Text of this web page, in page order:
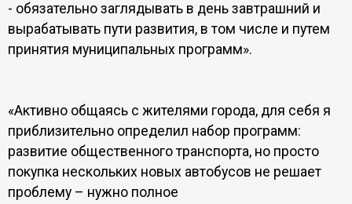
- обязательно заглядывать в день завтрашний и
вырабатывать пути развития, в том числе и путем
принятия муниципальных программ».
«Активно общаясь с жителями города, для себя я
приблизительно определил набор программ:
развитие общественного транспорта, но просто
покупка нескольких новых автобусов не решает
проблему – нужно полное